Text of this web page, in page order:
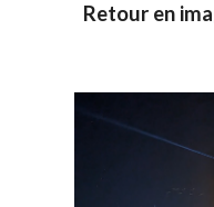
Retour en